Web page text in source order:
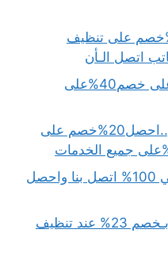
تنظيف بالدوادمي..20%خصم على تنظيف
اتصل الـأن
شركة تنظيف بضرما..احصل على خصم40%على
شركة تنظيف مطاعم بالرياض..احصل20%خصم على
جلي بلاط النسيم جلي احترافي 100% اتصل بنا واحصل
شركة تنظيف فرشات بالخرج بـخصم 23% عند تنظيف